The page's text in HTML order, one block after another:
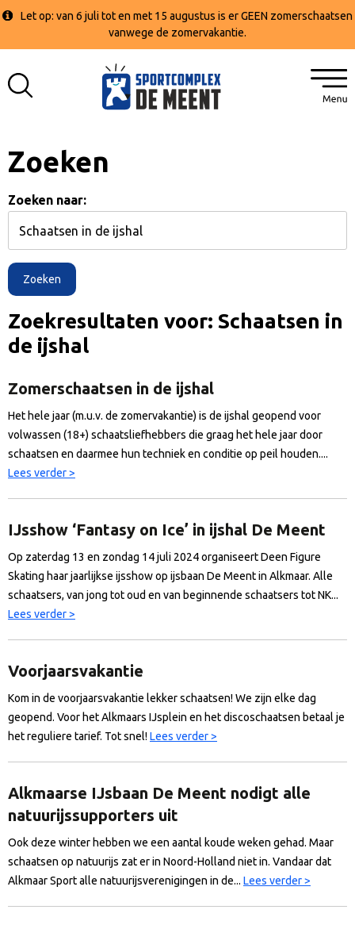
Let op: van 6 juli tot en met 15 augustus is er GEEN zomerschaatsen
vanwege de zomervakantie.
Zoeken
Zoeken naar:
Zoekresultaten voor: Schaatsen in
de ijshal
Zomerschaatsen in de ijshal
Het hele jaar (m.u.v. de zomervakantie) is de ijshal geopend voor
volwassen (18+) schaatsliefhebbers die graag het hele jaar door
schaatsen en daarmee hun techniek en conditie op peil houden....
Lees verder >
IJsshow ‘Fantasy on Ice’ in ijshal De Meent
Op zaterdag 13 en zondag 14 juli 2024 organiseert Deen Figure
Skating haar jaarlijkse ijsshow op ijsbaan De Meent in Alkmaar. Alle
schaatsers, van jong tot oud en van beginnende schaatsers tot NK...
Lees verder >
Voorjaarsvakantie
Kom in de voorjaarsvakantie lekker schaatsen! We zijn elke dag
geopend. Voor het Alkmaars IJsplein en het discoschaatsen betaal je
het reguliere tarief. Tot snel!Lees verder >
Alkmaarse IJsbaan De Meent nodigt alle
natuurijssupporters uit
Ook deze winter hebben we een aantal koude weken gehad. Maar
schaatsen op natuurijs zat er in Noord-Holland niet in. Vandaar dat
Alkmaar Sport alle natuurijsverenigingen in de... Lees verder >